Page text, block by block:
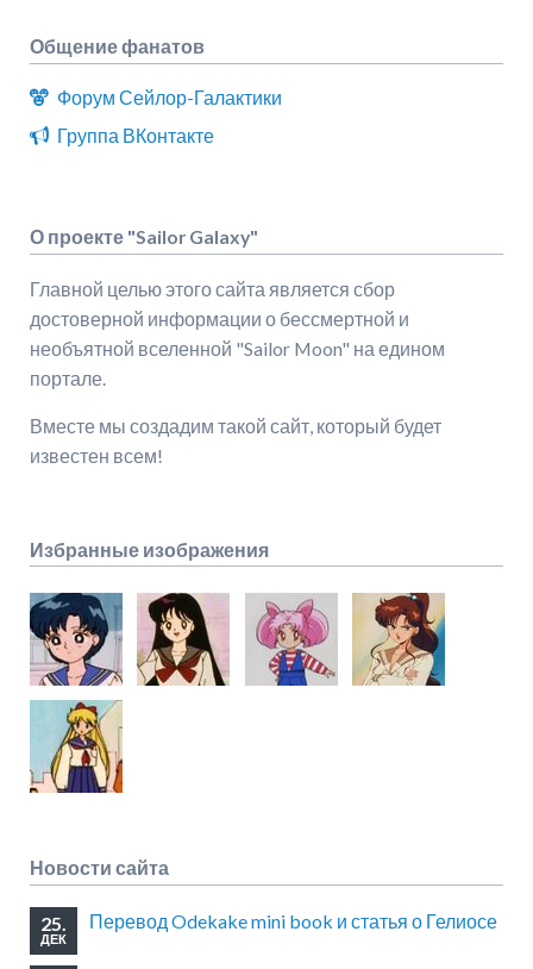
Общение фанатов
Форум Сейлор-Галактики
Группа ВКонтакте
О проекте "Sailor Galaxy"
Главной целью этого сайта является сбор
достоверной информации о бессмертной и
необъятной вселенной "Sailor Moon" на едином
портале.
Вместе мы создадим такой сайт, который будет
известен всем!
Избранные изображения
Новости сайта
25.
ДЕК
Перевод Odekake mini book и статья о Гелиосе